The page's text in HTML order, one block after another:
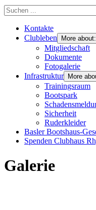
Kontakte
Clubleben
More
Mitgliedschaft
Dokumente
Fotogalerie
Infrastruktur
More
Trainingsraum
Bootspark
Sicherheit
Ruderkleider
Basler Bootshaus-
Spenden Clubhaus
Galerie